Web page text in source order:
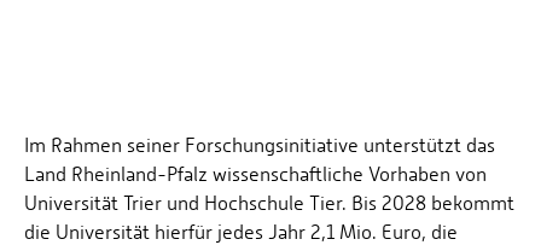
Im Rahmen seiner Forschungsinitiative unterstützt das
Land Rheinland-Pfalz wissenschaftliche Vorhaben von
Universität Trier und Hochschule Tier. Bis 2028 bekommt
die Universität hierfür jedes Jahr 2,1 Mio. Euro, die